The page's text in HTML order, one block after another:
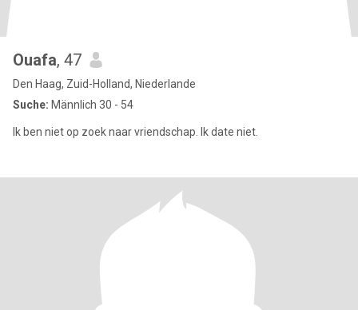
Ouafa, 47
Den Haag, Zuid-Holland, Niederlande
Suche: Männlich 30 - 54
Ik ben niet op zoek naar vriendschap. Ik date niet.